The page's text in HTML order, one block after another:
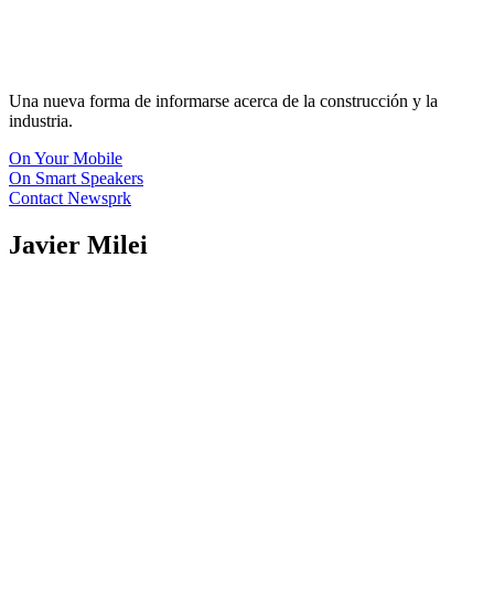
Una nueva forma de informarse acerca de la construcción y la
industria.
On Your Mobile
On Smart Speakers
Contact Newsprk
Javier Milei